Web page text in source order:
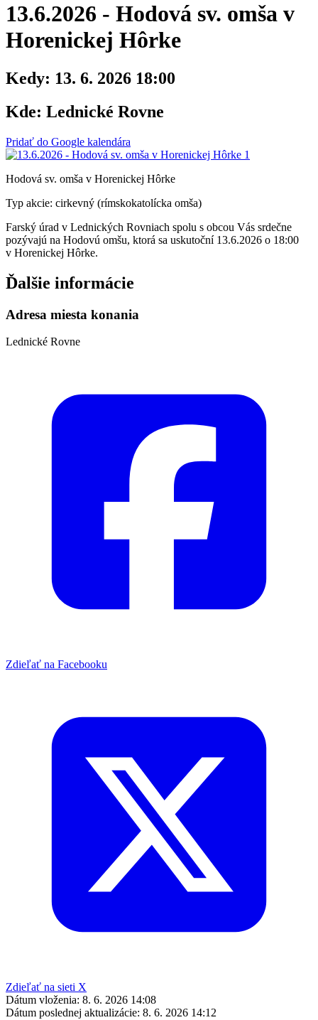
13.6.2026 - Hodová sv. omša v
Horenickej Hôrke
Kedy: 13. 6. 2026 18:00
Kde: Lednické Rovne
Pridať do Google kalendára
Hodová sv. omša v Horenickej Hôrke
Typ akcie: cirkevný (rímskokatolícka omša)
Farský úrad v Lednických Rovniach spolu s obcou Vás srdečne
pozývajú na Hodovú omšu, ktorá sa uskutoční 13.6.2026 o 18:00
v Horenickej Hôrke.
Ďalšie informácie
Adresa miesta konania
Lednické Rovne
Zdieľať na Facebooku
Zdieľať na sieti X
Dátum vloženia: 8. 6. 2026 14:08
Dátum poslednej aktualizácie: 8. 6. 2026 14:12